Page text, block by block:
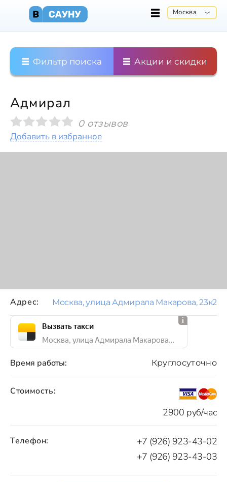
Москва
Фильтр поиска Акции и скидки
Адмирал
0 отзывов
Добавить в избранное
Стоимость:
2900 руб/час
Время работы: Круглосуточно
Телефон:
+7 (926) 923-43-02
+7 (926) 923-43-03
Адрес: Москва, улица Адмирала Макарова, 23к2
Вызвать такси
Москва, улица Адмирала Макарова, 23к2